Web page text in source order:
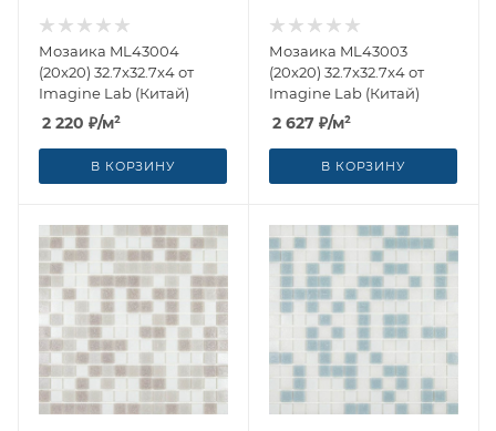
Мозаика ML43004
(20x20) 32.7x32.7x4 от
Imagine Lab (Китай)
2 220 ₽/м²
В КОРЗИНУ
Мозаика ML43003
(20x20) 32.7x32.7x4 от
Imagine Lab (Китай)
2 627 ₽/м²
В КОРЗИНУ